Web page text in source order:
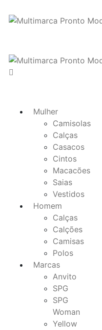
Mulher
Camisolas
Calças
Casacos
Cintos
Macacões
Saias
Vestidos
Homem
Calças
Calções
Camisas
Polos
Marcas
Anvito
SPG
SPG
Woman
Yellow